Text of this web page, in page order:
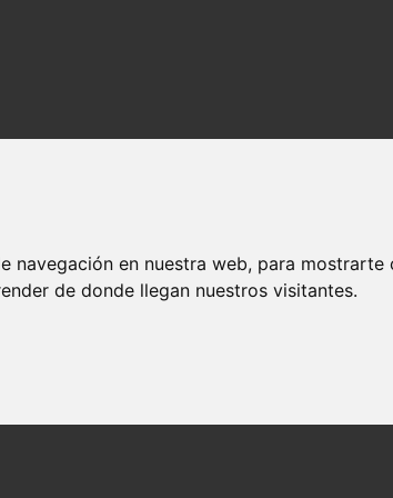
en nuestra web, para
de donde llegan nuestros visitantes.